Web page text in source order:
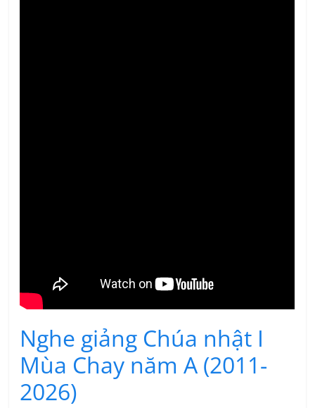
Nghe giảng Chúa nhật I
Mùa Chay năm A (2011-
2026)